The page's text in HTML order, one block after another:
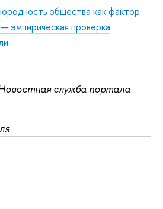
общества как фактор
эмпирическая проверка
служба портала